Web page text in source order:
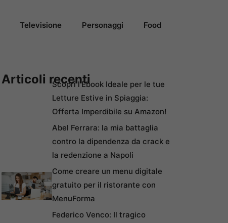
Televisione Personaggi Food
Articoli recentiScopri l’Ebook Ideale per le tue
Letture Estive in Spiaggia:
Offerta Imperdibile su Amazon!
Abel Ferrara: la mia battaglia
contro la dipendenza da crack e
la redenzione a Napoli
Come creare un menu digitale
gratuito per il ristorante con
MenuForma
Federico Venco: Il tragico